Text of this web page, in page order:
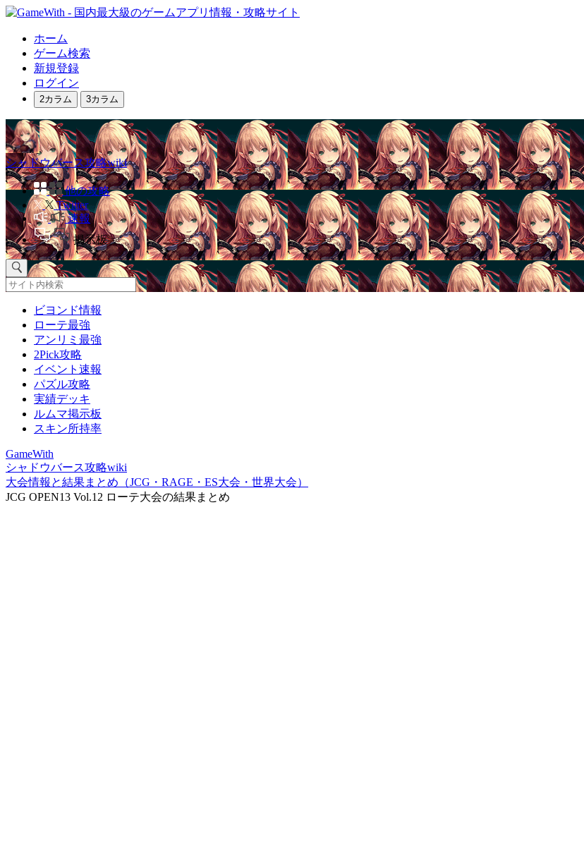
ホーム
ゲーム検索
新規登録
ログイン
2カラム 3カラム
シャドウバース攻略wiki
他の攻略
Twitter
速報
掲示板
ビヨンド情報
ローテ最強
アンリミ最強
2Pick攻略
イベント速報
パズル攻略
実績デッキ
ルムマ掲示板
スキン所持率
GameWith
シャドウバース攻略wiki
大会情報と結果まとめ（JCG・RAGE・ES大会・世界大会）
JCG OPEN13 Vol.12 ローテ大会の結果まとめ